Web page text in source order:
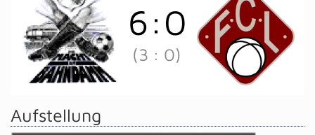
6: 0
(3 : 0)
Aufstellung